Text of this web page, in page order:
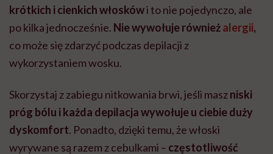
krótkich i cienkich włoskówi to nie pojedynczo, ale
po kilka jednocześnie. Nie wywołuje równieżalergii,
co może się zdarzyć podczas depilacji z
wykorzystaniem wosku.
Skorzystaj z zabiegu nitkowania brwi, jeśli maszniski
próg bólu i każda depilacja wywołuje u ciebie duży
dyskomfort. Ponadto, dzięki temu, że włoski
wyrywane są razem z cebulkami – częstotliwość